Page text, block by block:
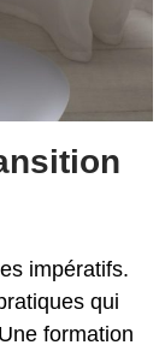
impératifs.
qui
formation